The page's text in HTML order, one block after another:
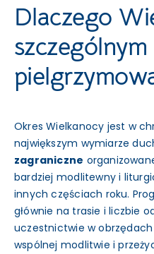
Dlaczego
Okres Wielkanocy jest w
największym wymiarze
zagraniczne
bardziej modlitewny i
innych częściach roku.
głównie na trasie i liczbie
uczestnictwie w
wspólnej modlitwie i